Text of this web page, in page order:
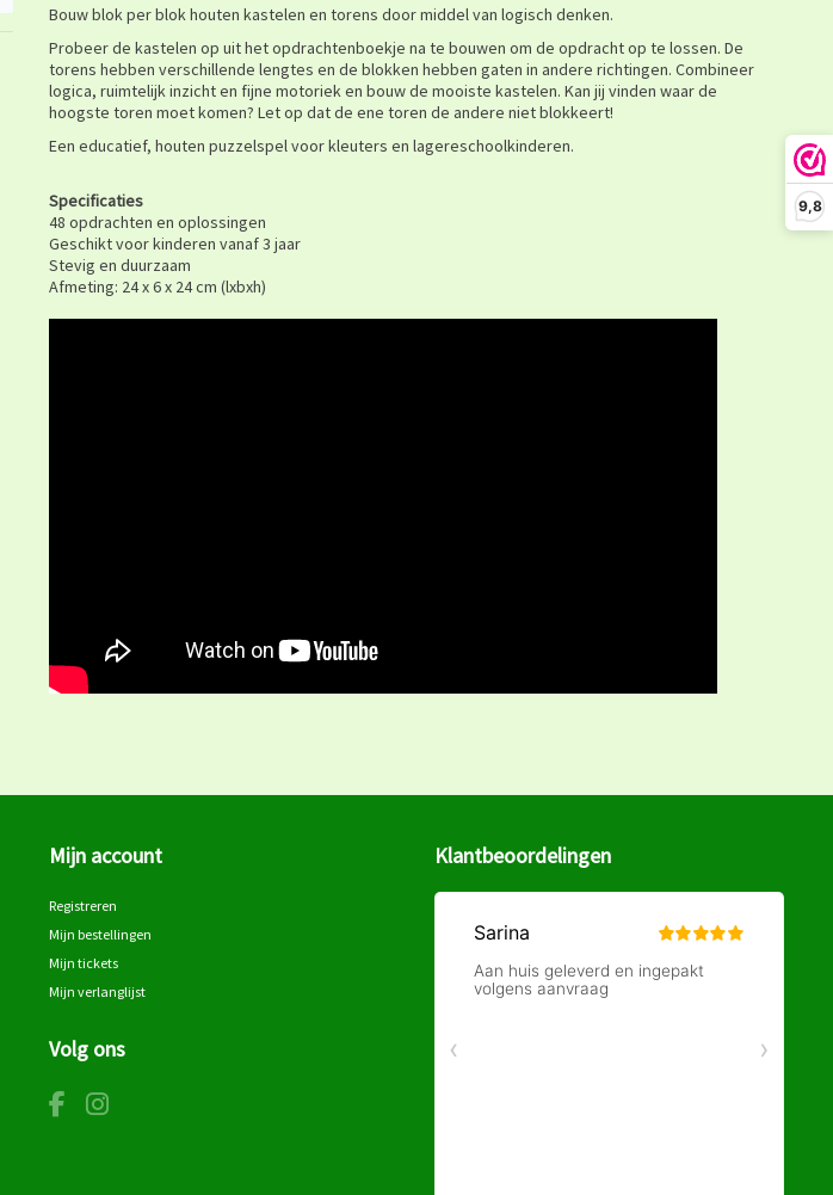
9,8
Bouw blok per blok houten kastelen en torens door middel van logisch denken.
Probeer de kastelen op uit het opdrachtenboekje na te bouwen om de opdracht op te lossen. De
torens hebben verschillende lengtes en de blokken hebben gaten in andere richtingen. Combineer
logica, ruimtelijk inzicht en fijne motoriek en bouw de mooiste kastelen. Kan jij vinden waar de
hoogste toren moet komen? Let op dat de ene toren de andere niet blokkeert!
Een educatief, houten puzzelspel voor kleuters en lagereschoolkinderen.
Specificaties
48 opdrachten en oplossingen
Geschikt voor kinderen vanaf 3 jaar
Stevig en duurzaam
Afmeting: 24 x 6 x 24 cm (lxbxh)
Mijn account
Registreren
Mijn bestellingen
Mijn tickets
Mijn verlanglijst
Volg ons
Klantbeoordelingen